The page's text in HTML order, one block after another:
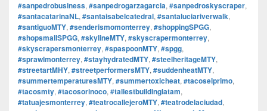
#sanpedrobusiness, #sanpedrogarzagarcia, #sanpedroskyscraper,
#santacatarinaNL, #santaisabelcatedral, #santaluciariverwalk,
#santiguoMTY, #senderismomonterrey, #shoppingSPGG,
#shopsmallSPGG, #skylineMTY, #skyscrapermonterrey,
#skyscrapersmonterrey, #spaspoonMTY, #spgg,
#sprawlmonterrey, #stayhydratedMTY, #steelheritageMTY,
#streetartMHY, #streetperformersMTY, #suddenheatMTY,
#summertemperaturesMTY, #summertoxicheat, #tacoselprimo,
#tacosmty, #tacosorinoco, #tallestbuildinglatam,
#tatuajesmonterrey, #teatrocallejeroMTY, #teatrodelaciudad,